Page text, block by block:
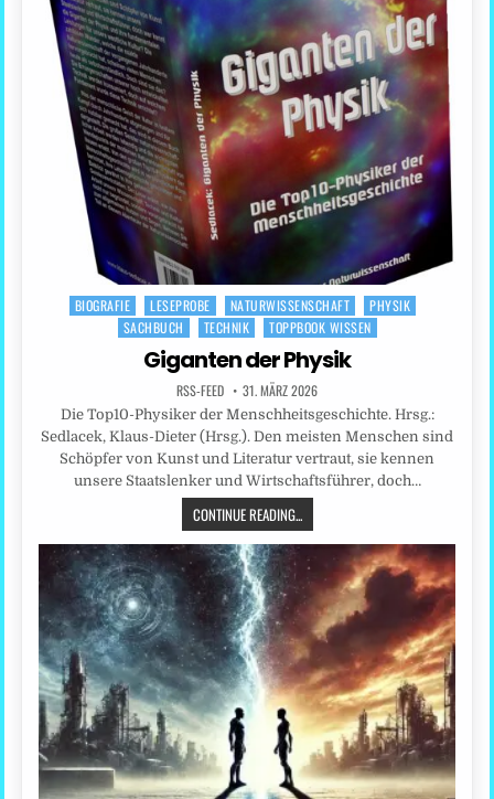
Posted
BIOGRAFIE LESEPROBE NATURWISSENSCHAFT
PHYSIK
SACHBUCH
TECHNIK TOPPBOOK WISSEN
Giganten der Physik
RSS-FEED 31. MÄRZ 2026
Die Top10-Physiker der Menschheitsgeschichte. Hrsg.:
Sedlacek, Klaus-Dieter (Hrsg.). Den meisten Menschen sind
Schöpfer von Kunst und Literatur vertraut, sie kennen
unsere Staatslenker und Wirtschaftsführer, doch…
CONTINUE READING...